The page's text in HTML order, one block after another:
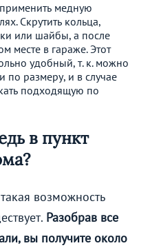
медную
Скрутить кольца,
или шайбы, а после
месте в гараже. Этот
удобный, т. к. можно
по размеру, и в случае
подходящую по
в пункт
возможность
Разобрав все
вы получите около